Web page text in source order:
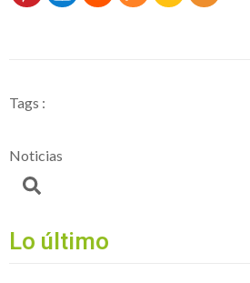
Tags :
Noticias
Lo último